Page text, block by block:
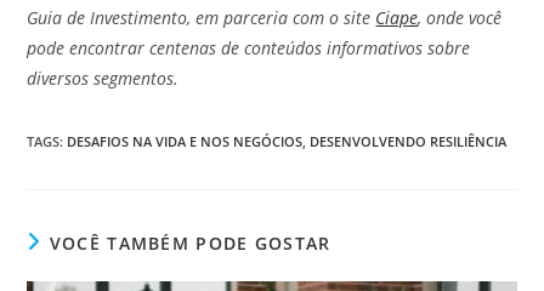
Guia de Investimento, em parceria com o site Ciape, onde você
pode encontrar centenas de conteúdos informativos sobre
diversos segmentos.
TAGS: DESAFIOS NA VIDA E NOS NEGÓCIOS DESENVOLVENDO RESILIÊNCIA
VOCÊ TAMBÉM PODE GOSTAR